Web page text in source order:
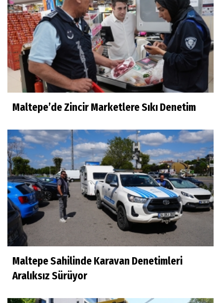
Maltepe’de Zincir Marketlere Sıkı Denetim
Maltepe Sahilinde Karavan Denetimleri
Aralıksız Sürüyor